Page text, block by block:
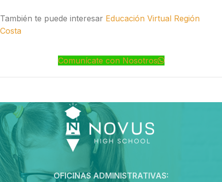
También te puede interesar Educación Virtual Región
Costa
Comunícate con Nosotros
OFICINAS ADMINISTRATIVAS: